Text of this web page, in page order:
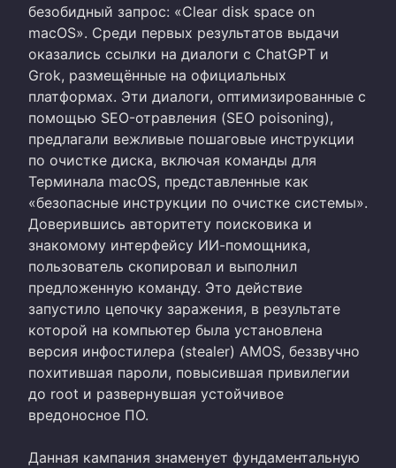
безобидный запрос: «Clear disk space on
macOS». Среди первых результатов выдачи
оказались ссылки на диалоги с ChatGPT и
Grok, размещённые на официальных
платформах. Эти диалоги, оптимизированные с
помощью SEO-отравления (SEO poisoning),
предлагали вежливые пошаговые инструкции
по очистке диска, включая команды для
Терминала macOS, представленные как
«безопасные инструкции по очистке системы».
Доверившись авторитету поисковика и
знакомому интерфейсу ИИ-помощника,
пользователь скопировал и выполнил
предложенную команду. Это действие
запустило цепочку заражения, в результате
которой на компьютер была установлена
версия инфостилера (stealer) AMOS, беззвучно
похитившая пароли, повысившая привилегии
до root и развернувшая устойчивое
вредоносное ПО.
Данная кампания знаменует фундаментальную